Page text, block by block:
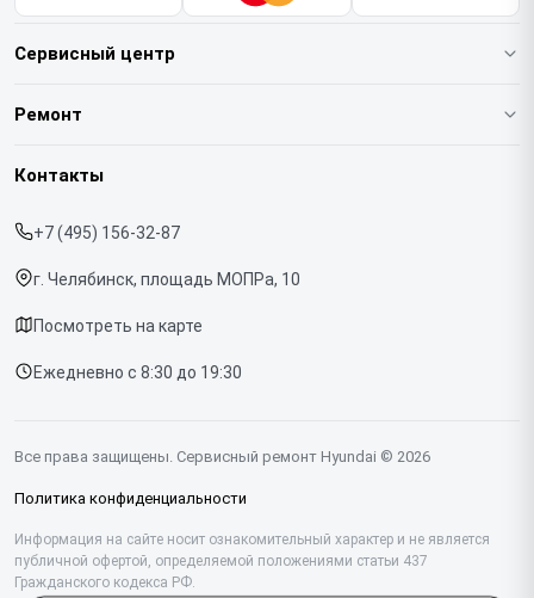
Сервисный центр
О нашем сервисе
Срочный ремонт
Доставка и способы оплаты
Диагностика
Контакты
Ремонт
Варочных панелей
Посудомоечных машин
Саундбаров
Стиральных машин
Контакты
+7 (495) 156-32-87
г. Челябинск, площадь МОПРа, 10
Посмотреть на карте
Ежедневно с 8:30 до 19:30
Все права защищены. Сервисный ремонт Hyundai © 2026
Политика конфиденциальности
Информация на сайте носит ознакомительный характер и не является
публичной офертой, определяемой положениями статьи 437
Гражданского кодекса РФ.